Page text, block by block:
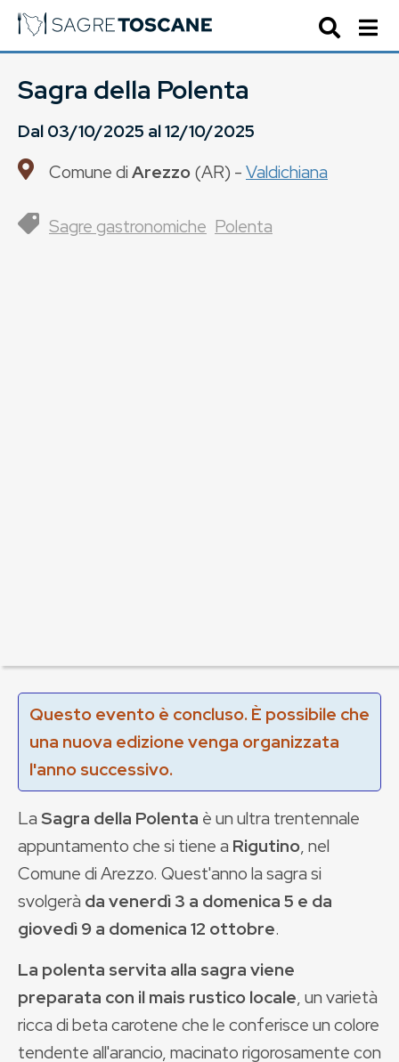
Sagra della Polenta
Dal03/10/2025 al12/10/2025
Comune diArezzo(AR) -Valdichiana
Sagre gastronomiche Polenta
Questo evento è concluso. È possibile che
una nuova edizione venga organizzata
l'anno successivo.
LaSagra della Polenta è un ultra trentennale
appuntamento che si tiene a Rigutino, nel
Comune di Arezzo. Quest'anno la sagra si
svolgerà da venerdì 3 a domenica 5 e da
giovedì 9 a domenica 12 ottobre.
La polenta servita alla sagra viene
preparata con il mais rustico locale, un varietà
ricca di beta carotene che le conferisce un colore
tendente all'arancio, macinato rigorosamente con